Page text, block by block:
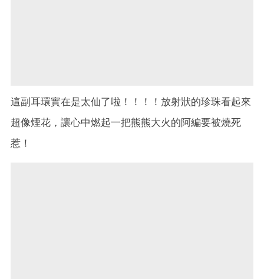
這副耳環實在是太仙了啦！！！！放射狀的珍珠看起來
超像煙花，讓心中燃起一把熊熊大火的阿編要被燒死
惹！